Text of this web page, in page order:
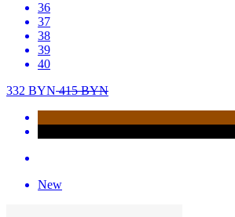
36
37
38
39
40
332 BYN415BYN
New